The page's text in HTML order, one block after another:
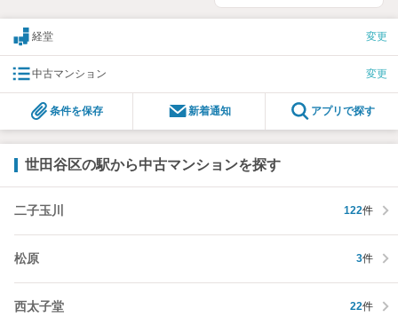
経堂 変更
中古マンション 変更
条件を保存 新着通知 アプリで探す
世田谷区の駅から中古マンションを探す
二子玉川 122件
松原 3件
西太子堂 22件